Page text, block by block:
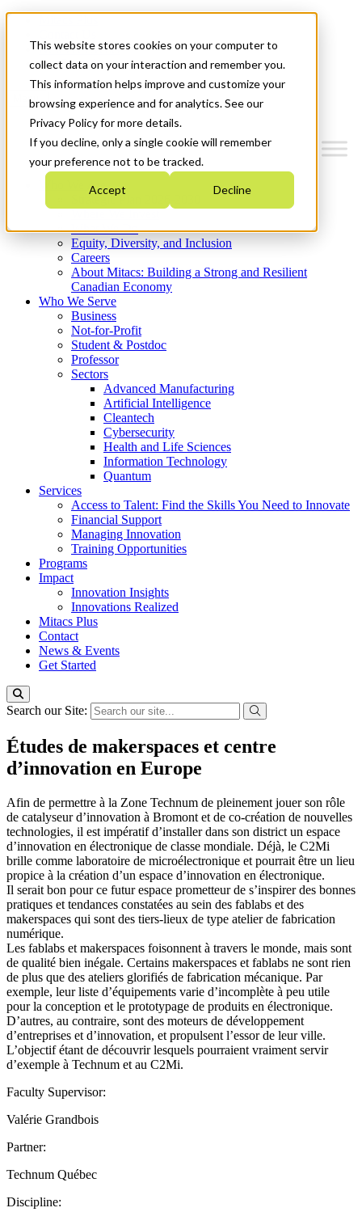
This website stores cookies on your computer to
collect data on your interaction and remember you.
This information helps improve and customize your
browsing experience and for analytics. See our
Privacy Policy for more details.
If you decline, only a single cookie will remember
your preference not to be tracked.
Accept Decline
News & Events
Get Started
Menu
Who We Are
Strategic Plan 2026-2030
What We Do
Equity, Diversity, and Inclusion
Careers
About Mitacs: Building a Strong and Resilient
Canadian Economy
Who We Serve
Business
Not-for-Profit
Student & Postdoc
Professor
Sectors
Advanced Manufacturing
Artificial Intelligence
Cleantech
Cybersecurity
Health and Life Sciences
Information Technology
Quantum
Services
Access to Talent: Find the Skills You Need to Innovate
Financial Support
Managing Innovation
Training Opportunities
Programs
Impact
Innovation Insights
Innovations Realized
Mitacs Plus
Contact
News & Events
Get Started
Search our Site:
Études de makerspaces et centre
d’innovation en Europe
Afin de permettre à la Zone Technum de pleinement jouer son rôle
de catalyseur d’innovation à Bromont et de co-création de nouvelles
technologies, il est impératif d’installer dans son district un espace
d’innovation en électronique de classe mondiale. Déjà, le C2Mi
brille comme laboratoire de microélectronique et pourrait être un lieu
propice à la création d’un espace d’innovation en électronique.
Il serait bon pour ce futur espace prometteur de s’inspirer des bonnes
pratiques et tendances constatées au sein des fablabs et des
makerspaces qui sont des tiers-lieux de type atelier de fabrication
numérique.
Les fablabs et makerspaces foisonnent à travers le monde, mais sont
de qualité bien inégale. Certains makerspaces et fablabs ne sont rien
de plus que des ateliers glorifiés de fabrication mécanique. Par
exemple, leur liste d’équipements varie d’incomplète à peu utile
pour la conception et le prototypage de produits en électronique.
D’autres, au contraire, sont des moteurs de développement
d’entreprises et d’innovation, et propulsent l’essor de leur ville.
L’objectif étant de découvrir lesquels pourraient vraiment servir
d’exemple à Technum et au C2Mi.
Faculty Supervisor:
Valérie Grandbois
Partner:
Technum Québec
Discipline: